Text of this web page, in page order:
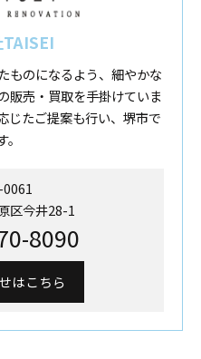
ものになるよう、細やかな
販売・買取を手掛けていま
じたご提案も行い、堺市で
区今井28-1
8090
はこちら